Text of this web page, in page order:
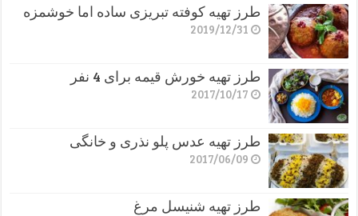
طرز تهیه کوفته تبریزی ساده اما خوشمزه
2019/12/31
طرز تهیه خورش قیمه برای 4 نفر
2017/10/17
طرز تهیه عدس پلو نذری و خانگی
2017/06/09
طرز تهیه شنیسل مرغ